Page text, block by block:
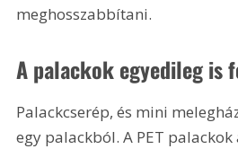
meghosszabbítani.
A palackok egyedileg is
Palackcserép, és mini
egy palackból. A PET palackok